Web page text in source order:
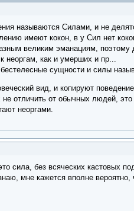
называются Силами, и не
имеют кокон, в у Сил нет
великим эманациям, поэтому
неоргам, как и умерших и пр...
сущности и силы
вид, и копируют
не отличить от обычных людей,
неоргами.
сила, без всяческих кастовых
мне кажется вполне